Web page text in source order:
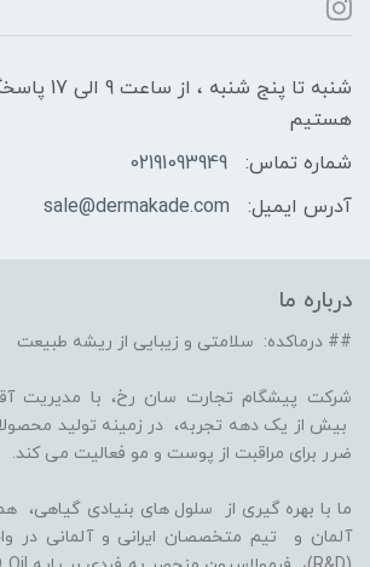
شنبه تا پنج
هستیم
شماره تماس:
02191093949
آدرس ایمیل:
sale@dermakade.com
درباره ما
## درماکده: سلامتی و زیبایی از ریشه طبیعت
شرکت پیشگام تجارت سان رخ، با مدیریت
بیش از یک دهه تجربه، در زمینه تولید
ضرر برای مراقبت از پوست و مو فعالیت می کند.
آلمان و تیم متخصصان ایرانی و آلمانی در